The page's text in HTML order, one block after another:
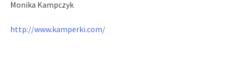
Monika Kampczyk
http://www.kamperki.com/